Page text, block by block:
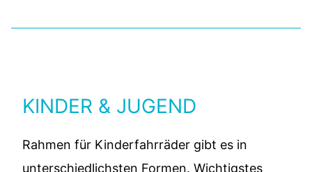
KINDER & JUGEND
Rahmen für Kinderfahrräder gibt es in
unterschiedlichsten Formen. Wichtigstes